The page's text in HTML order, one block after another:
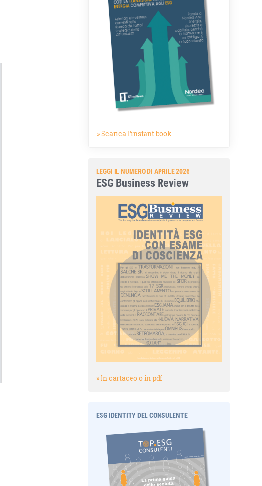
» Scarica l'instant book
LEGGI IL NUMERO DI APRILE 2026
ESG Business Review
» In cartaceo o in pdf
ESG IDENTITY DEL CONSULENTE